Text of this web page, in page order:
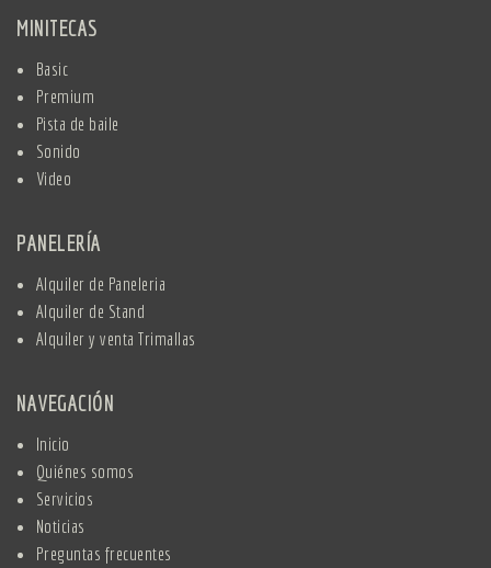
MINITECAS
Basic
Premium
Pista de baile
Sonido
Video
PANELERÍA
Alquiler de Paneleria
Alquiler de Stand
Alquiler y venta Trimallas
NAVEGACIÓN
Inicio
Quiénes somos
Servicios
Noticias
Preguntas frecuentes